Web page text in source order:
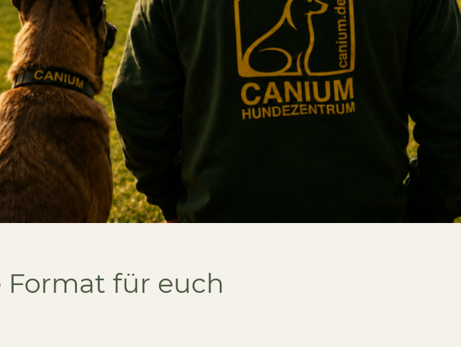
Format für euch